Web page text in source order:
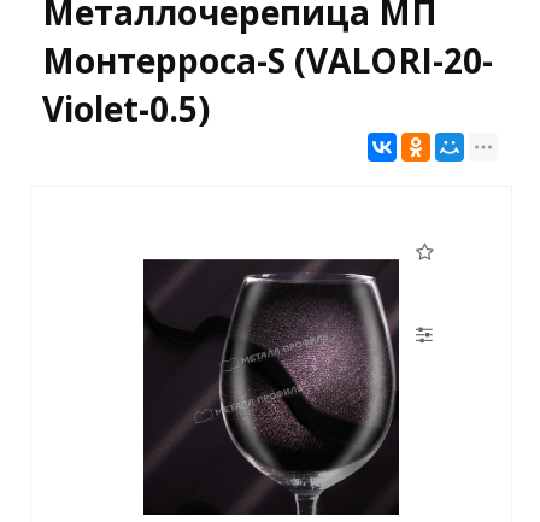
Металлочерепица МП
Монтерроса-S (VALORI-20-
Violet-0.5)